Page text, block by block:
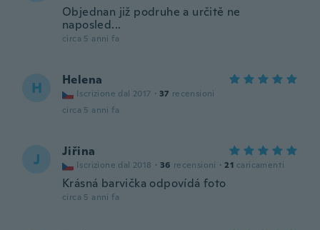
Objednan již podruhe a určitě ne
naposled...
circa 5 anni fa
H Helena
Iscrizione dal 2017 · 37 recensioni
circa 5 anni fa
J Jiřina
Iscrizione dal 2018 · 36 recensioni · 21 caricamenti
Krásná barvička odpovídá foto
circa 5 anni fa